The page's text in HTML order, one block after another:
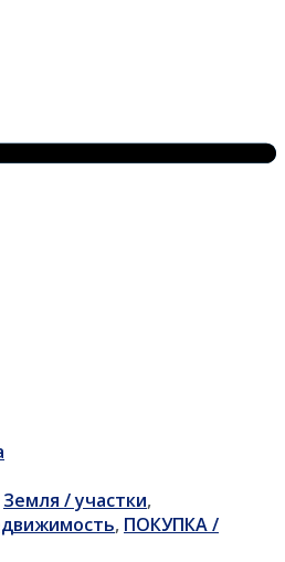
Земля / участки,
, ПОКУПКА /